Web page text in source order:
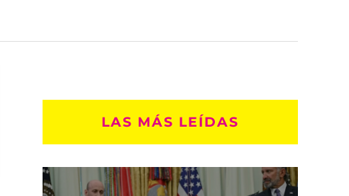
LAS MÁS LEÍDAS